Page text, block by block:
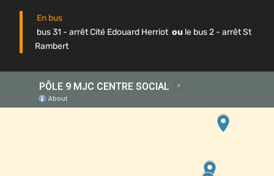
En bus
bus 31 - arrêt Cité Edouard Herriot ou le bus 2 - arrêt St
Rambert